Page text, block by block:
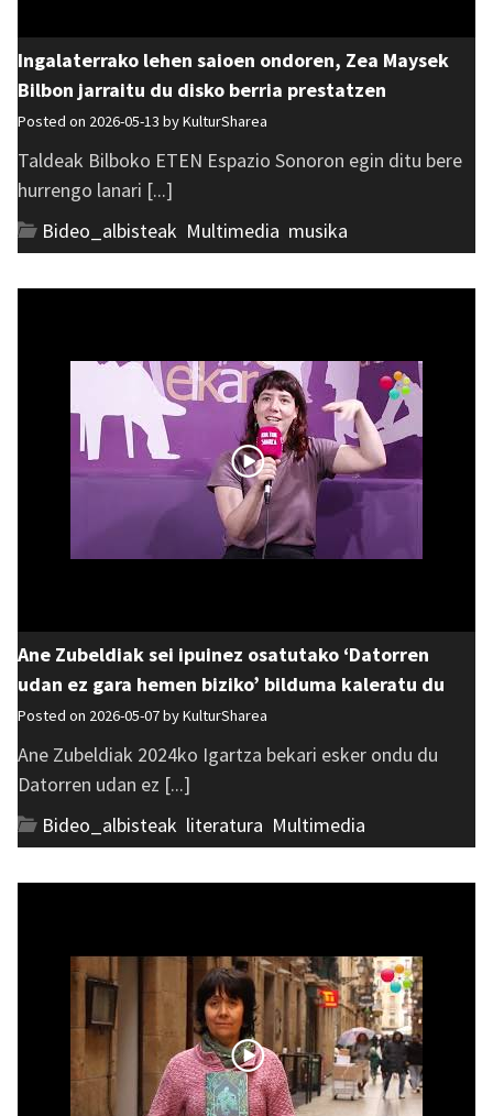
Ingalaterrako lehen saioen ondoren, Zea Maysek
Bilbon jarraitu du disko berria prestatzen
Posted on 2026-05-13 byKulturSharea
Taldeak Bilboko ETEN Espazio Sonoron egin ditu bere
hurrengo lanari [...]
Bideo_albisteak Multimedia musika
Ane Zubeldiak sei ipuinez osatutako ‘Datorren
udan ez gara hemen biziko’ bilduma kaleratu du
Posted on 2026-05-07 byKulturSharea
Ane Zubeldiak 2024ko Igartza bekari esker ondu du
Datorren udan ez [...]
Bideo_albisteak literatura Multimedia